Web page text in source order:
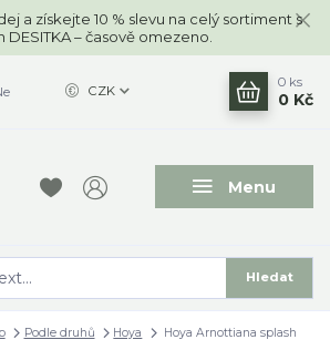
a získejte 10 % slevu na celý sortiment s
DESITKA – časově omezeno.
Menu
CZK
Hledat
0 ks
0 Kč
Podle druhů Hoya Hoya Arnottiana splash